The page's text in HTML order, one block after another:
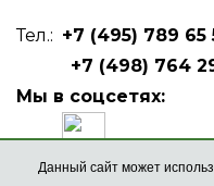
Тел.: +7 (495) 789 65
+7 (498) 764
Мы в соцсетях:
Данный сайт может